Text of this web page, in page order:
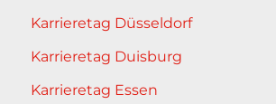
Karrieretag Düsseldorf
Karrieretag Duisburg
Karrieretag Essen